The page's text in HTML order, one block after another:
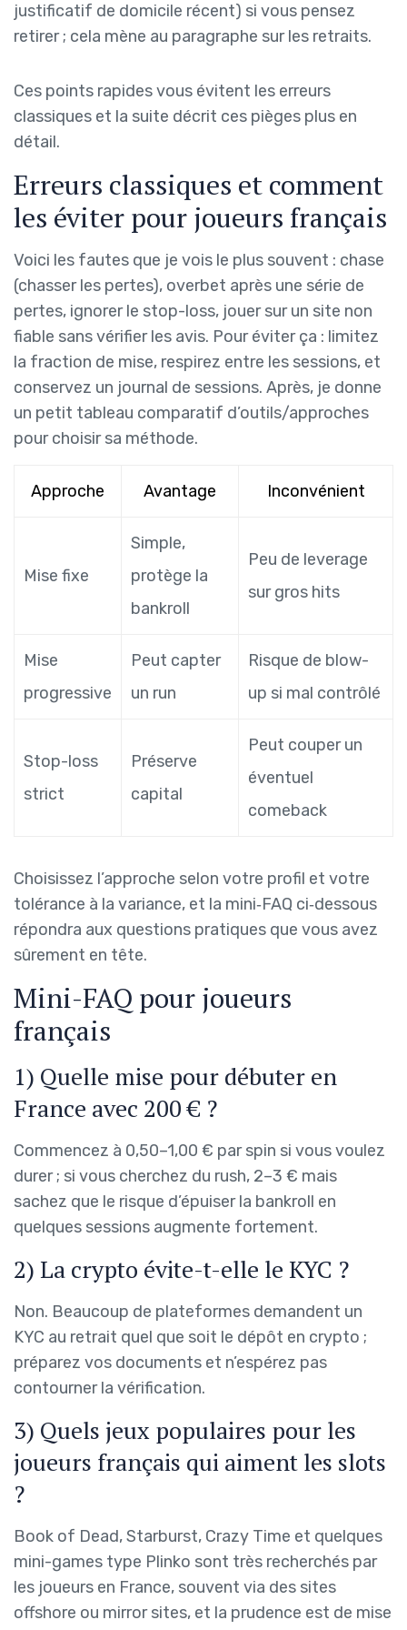
justificatif de domicile récent) si vous pensez
retirer ; cela mène au paragraphe sur les retraits.
Ces points rapides vous évitent les erreurs
classiques et la suite décrit ces pièges plus en
détail.
Erreurs classiques et comment
les éviter pour joueurs français
Voici les fautes que je vois le plus souvent : chase
(chasser les pertes), overbet après une série de
pertes, ignorer le stop-loss, jouer sur un site non
fiable sans vérifier les avis. Pour éviter ça : limitez
la fraction de mise, respirez entre les sessions, et
conservez un journal de sessions. Après, je donne
un petit tableau comparatif d’outils/approches
pour choisir sa méthode.
Approche Avantage Inconvénient
Mise fixe
Simple,
protège la
bankroll
Peu de leverage
sur gros hits
Mise
progressive
Peut capter
un run
Risque de blow-
up si mal contrôlé
Stop-loss
strict
Préserve
capital
Peut couper un
éventuel
comeback
Choisissez l’approche selon votre profil et votre
tolérance à la variance, et la mini‑FAQ ci‑dessous
répondra aux questions pratiques que vous avez
sûrement en tête.
Mini-FAQ pour joueurs
français
1) Quelle mise pour débuter en
France avec 200 € ?
Commencez à 0,50–1,00 € par spin si vous voulez
durer ; si vous cherchez du rush, 2–3 € mais
sachez que le risque d’épuiser la bankroll en
quelques sessions augmente fortement.
2) La crypto évite-t-elle le KYC ?
Non. Beaucoup de plateformes demandent un
KYC au retrait quel que soit le dépôt en crypto ;
préparez vos documents et n’espérez pas
contourner la vérification.
3) Quels jeux populaires pour les
joueurs français qui aiment les slots
?
Book of Dead, Starburst, Crazy Time et quelques
mini-games type Plinko sont très recherchés par
les joueurs en France, souvent via des sites
offshore ou mirror sites, et la prudence est de mise